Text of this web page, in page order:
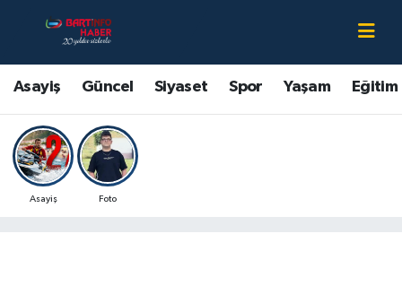
Asayiş Güncel Siyaset Spor Yaşam Eğitim
Asayiş Foto
Asayiş
Bartın Hakkında
Çevre
Eğitim
Bartın Nöbetçi Eczaneler
Bartın Hava Durumu
Bartin Namaz Vakitleri
Bartın Trafik Yoğunluk Haritası